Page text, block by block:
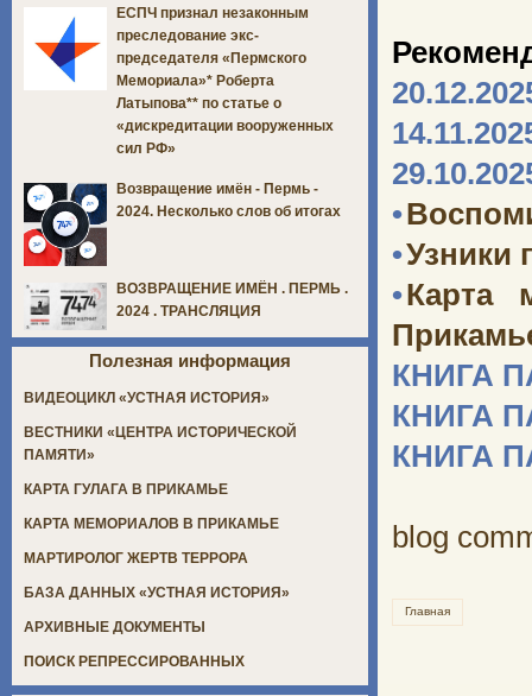
•
•Узники
•Карта
КНИГА
КНИГА
КНИГА
blog
Главная
ЕСПЧ признал незаконным
преследование экс-
председателя «Пермского
Мемориала»* Роберта
Латыпова** по статье о
«дискредитации вооруженных
сил РФ»
Возвращение имён - Пермь -
2024. Несколько слов об итогах
ВОЗВРАЩЕНИЕ ИМЁН . ПЕРМЬ .
2024 . ТРАНСЛЯЦИЯ
Полезная информация
ВИДЕОЦИКЛ «УСТНАЯ ИСТОРИЯ»
ВЕСТНИКИ «ЦЕНТРА ИСТОРИЧЕСКОЙ
ПАМЯТИ»
КАРТА ГУЛАГА В ПРИКАМЬЕ
КАРТА МЕМОРИАЛОВ В ПРИКАМЬЕ
МАРТИРОЛОГ ЖЕРТВ ТЕРРОРА
БАЗА ДАННЫХ «УСТНАЯ ИСТОРИЯ»
АРХИВНЫЕ ДОКУМЕНТЫ
ПОИСК РЕПРЕССИРОВАННЫХ